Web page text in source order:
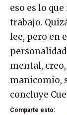
eso es lo
trabajo.
lee, pero en
mental,
manicomio,
concluye
Comparte esto: